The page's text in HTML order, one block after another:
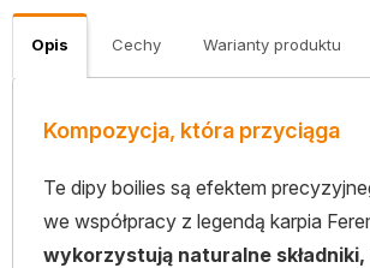
Opis Cechy Warianty produktu
Kompozycja, która przyciąga
Te dipy boilies są efektem
we współpracy z legendą karpia
wykorzystują naturalne